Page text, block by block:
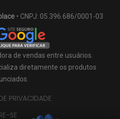
• CNPJ: 05.396.686/0001-03
de vendas entre usuários.
diretamente os produtos
PRIVACIDADE
SE